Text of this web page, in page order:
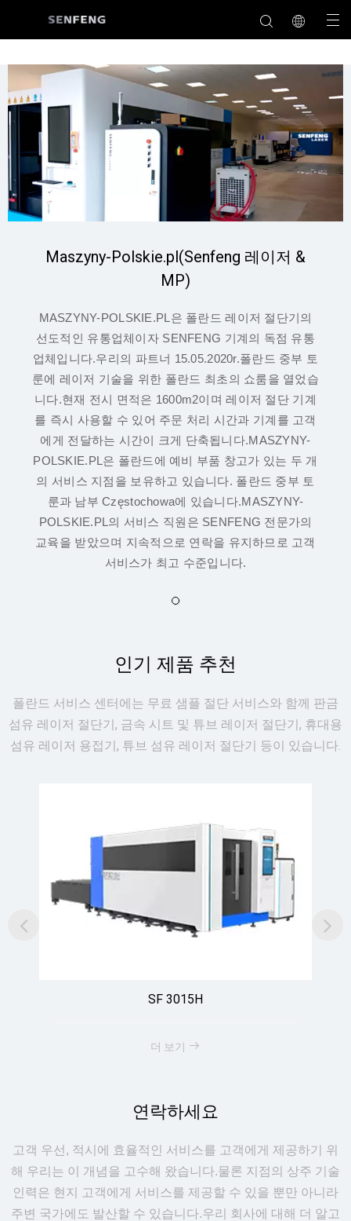
Maszyny-Polskie.pl(Senfeng 레이저 &
MP)
MASZYNY-POLSKIE.PL은 폴란드 레이저 절단기의
선도적인 유통업체이자 SENFENG 기계의 독점 유통
업체입니다.우리의 파트너 15.05.2020r.폴란드 중부 토
룬에 레이저 기술을 위한 폴란드 최초의 쇼룸을 열었습
니다.현재 전시 면적은 1600m2이며 레이저 절단 기계
를 즉시 사용할 수 있어 주문 처리 시간과 기계를 고객
에게 전달하는 시간이 크게 단축됩니다.MASZYNY-
POLSKIE.PL은 폴란드에 예비 부품 창고가 있는 두 개
의 서비스 지점을 보유하고 있습니다. 폴란드 중부 토
룬과 남부 Częstochowa에 있습니다.MASZYNY-
POLSKIE.PL의 서비스 직원은 SENFENG 전문가의
교육을 받았으며 지속적으로 연락을 유지하므로 고객
서비스가 최고 수준입니다.
인기 제품 추천
폴란드 서비스 센터에는 무료 샘플 절단 서비스와 함께 판금
섬유 레이저 절단기, 금속 시트 및 튜브 레이저 절단기, 휴대용
섬유 레이저 용접기, 튜브 섬유 레이저 절단기 등이 있습니다.
SF 3015H
더 보기
연락하세요
고객 우선, 적시에 효율적인 서비스를 고객에게 제공하기 위
해 우리는 이 개념을 고수해 왔습니다.물론 지점의 상주 기술
인력은 현지 고객에게 서비스를 제공할 수 있을 뿐만 아니라
주변 국가에도 발산할 수 있습니다.우리 회사에 대해 더 알고